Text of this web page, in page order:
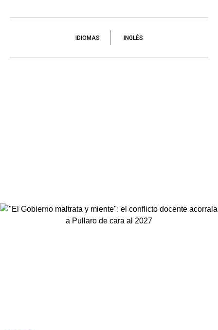
IDIOMAS INGLÉS